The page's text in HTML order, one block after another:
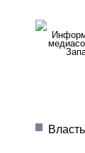
Власть